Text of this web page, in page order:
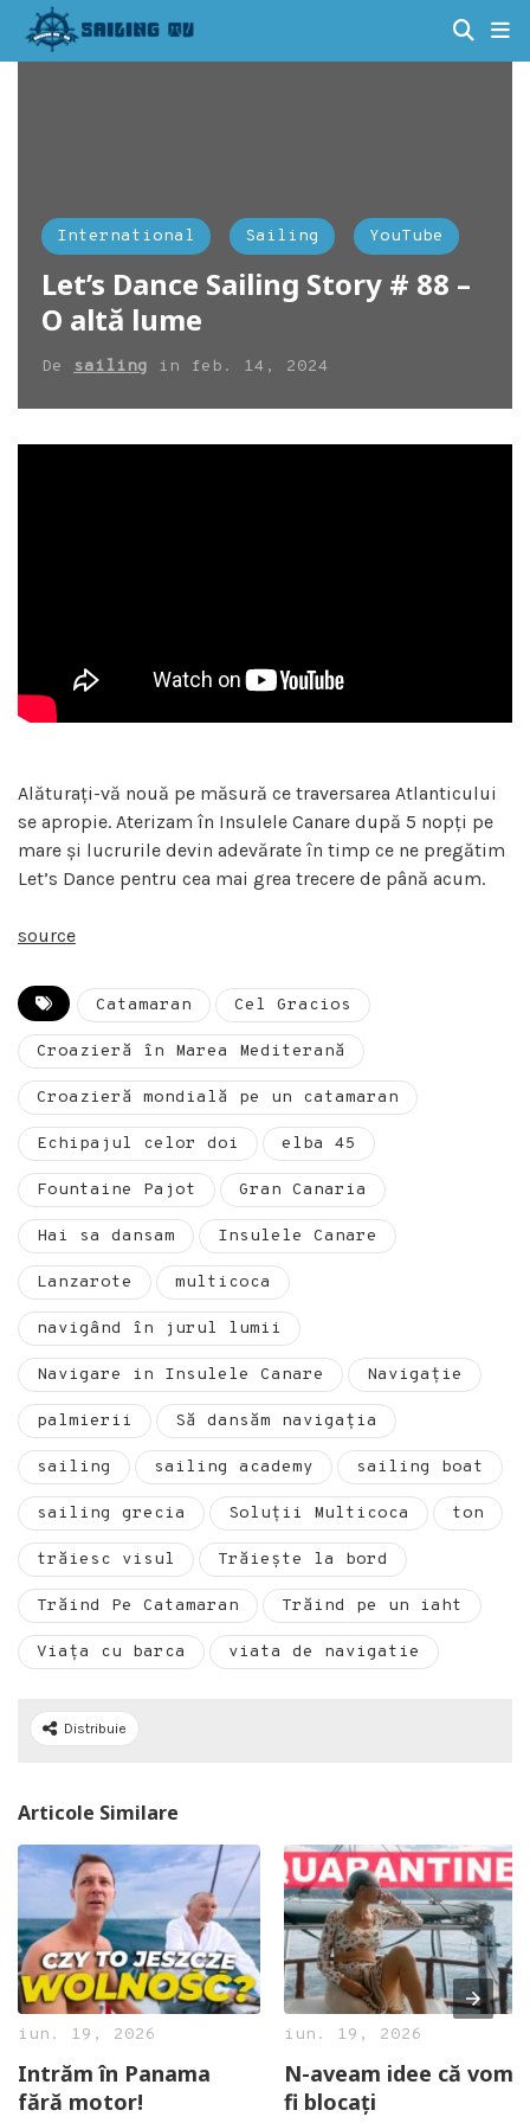
International Sailing YouTube
Let’s Dance Sailing Story # 88 –
O altă lume
De sailing in feb. 14, 2024
Alăturați-vă nouă pe măsură ce traversarea Atlanticului
se apropie. Aterizam în Insulele Canare după 5 nopți pe
mare și lucrurile devin adevărate în timp ce ne pregătim
Let’s Dance pentru cea mai grea trecere de până acum.
source
Catamaran Cel Gracios
Croazieră în Marea Mediterană
Croazieră mondială pe un catamaran
Echipajul celor doi elba 45
Fountaine Pajot Gran Canaria
Hai sa dansam Insulele Canare
Lanzarote multicoca
navigând în jurul lumii
Navigare in Insulele Canare Navigație
palmierii Să dansăm navigația
sailing sailing academy sailing boat
sailing grecia Soluții Multicoca ton
trăiesc visul Trăiește la bord
Trăind Pe Catamaran Trăind pe un iaht
Viața cu barca viata de navigatie
Distribuie
Articole Similare
iun. 19, 2026
Intrăm în Panama
fără motor!
iun. 19, 2026
N-aveam idee că vom
fi blocați